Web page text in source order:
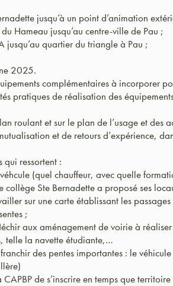
jusqu’à un point d’animation
Hameau jusqu’au centre-ville de Pau ;
jusqu’au quartier du triangle à Pau ;
2025.
complémentaires à incorporer
pratiques de réalisation des
roulant et sur le plan de l’usage et des
et de retours d’expérience,
qui ressortent :
(quel chauffeur, avec quelle
Ste Bernadette a proposé ses
sur une carte établissant les
;
aux aménagement de voirie à
telle la navette étudiante,…
des pentes importantes : le
de s’inscrire en temps que